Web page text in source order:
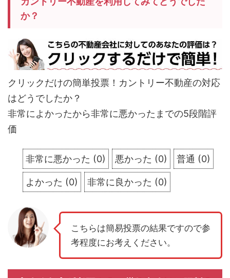
か？
クリックだけの簡単投票！カントリー不動産の対応
はどうでしたか？
非常によかったから非常に悪かったまでの5段階評
価
非常に悪かった (0) 悪かった (0) 普通 (0)
よかった (0) 非常に良かった (0)
こちらは簡易投票の結果ですので参
考程度にお考えください。